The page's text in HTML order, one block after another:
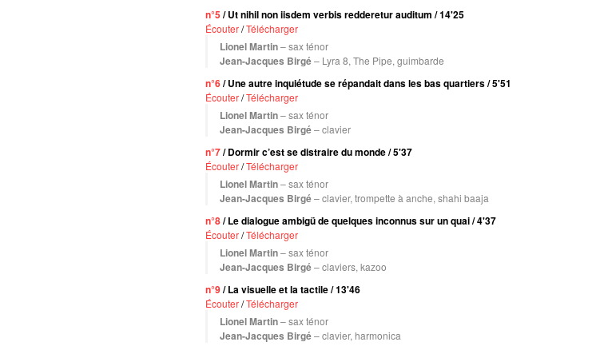
n°5 / Ut nihil non iisdem verbis redderetur auditum / 14'25
Écouter/Télécharger
Lionel Martin– sax ténor
Jean-Jacques Birgé– Lyra 8, The Pipe, guimbarde
n°6/ Une autre inquiétude se répandait dans les bas quartiers / 5'51
Écouter/Télécharger
Lionel Martin– sax ténor
Jean-Jacques Birgé– clavier
n°7/ Dormir c’est se distraire du monde / 5'37
Écouter/Télécharger
Lionel Martin– sax ténor
Jean-Jacques Birgé– clavier, trompette à anche, shahi baaja
n°8/ Le dialogue ambigü de quelques inconnus sur un quai / 4'37
Écouter/Télécharger
Lionel Martin– sax ténor
Jean-Jacques Birgé– claviers, kazoo
n°9/ La visuelle et la tactile / 13'46
Écouter/Télécharger
Lionel Martin– sax ténor
Jean-Jacques Birgé– clavier, harmonica